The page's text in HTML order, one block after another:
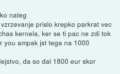
nateg
prislo krepko parkrat vec
kernela, ker se ti pac ne zdi tok
you ampak jst tega na 1000
da so dal 1800 eur skor